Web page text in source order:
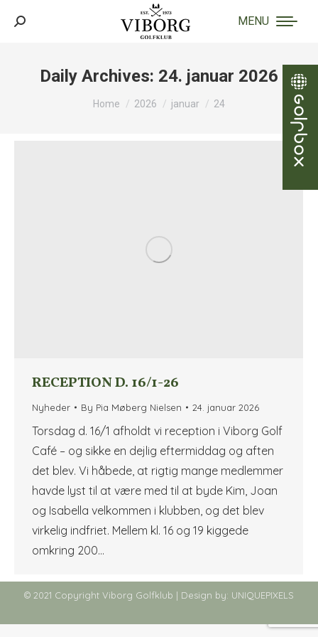
MENU
Search:
Daily Archives: 24. januar 2026
You are here:
Home 2026 januar 24
RECEPTION D. 16/1-26
Nyheder By Pia Møberg Nielsen 24. januar 2026
Torsdag d. 16/1 afholdt vi reception i Viborg Golf
Café – og sikke en dejlig eftermiddag og aften
det blev. Vi håbede, at rigtig mange medlemmer
havde lyst til at være med til at byde Kim, Joan
og Isabella velkommen i klubben, og det blev
virkelig indfriet. Mellem kl. 16 og 19 kiggede
omkring 200…
© 2021 Copyright Viborg Golfklub | Design by: UNIQUEPIXELS